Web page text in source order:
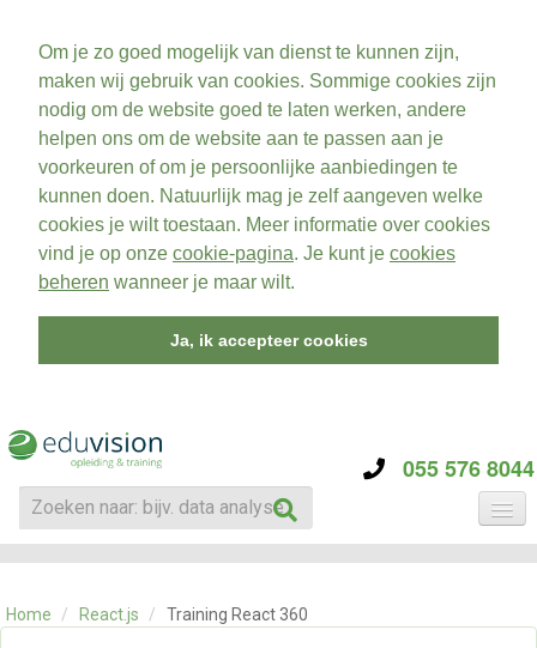
Om je zo goed mogelijk van dienst te kunnen zijn,
maken wij gebruik van cookies. Sommige cookies zijn
nodig om de website goed te laten werken, andere
helpen ons om de website aan te passen aan je
voorkeuren of om je persoonlijke aanbiedingen te
kunnen doen. Natuurlijk mag je zelf aangeven welke
cookies je wilt toestaan. Meer informatie over cookies
vind je op onze cookie-pagina. Je kunt je cookies
beheren wanneer je maar wilt.
Ja, ik accepteer cookies
055 576 8044
CATEGORIE
OVER ONS
Home / React.js / Training React 360